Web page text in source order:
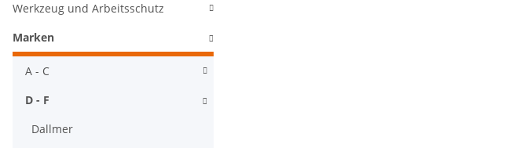
Werkzeug und Arbeitsschutz
Marken
A - C
D - F
Dallmer